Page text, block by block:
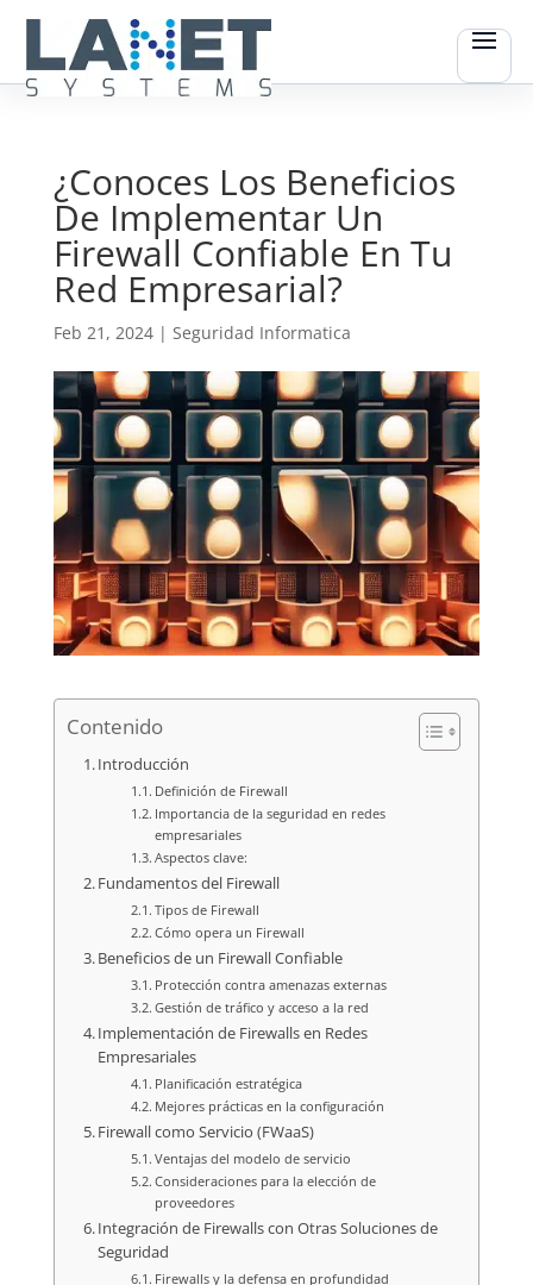
¿Conoces Los Beneficios
De Implementar Un
Firewall Confiable En Tu
Red Empresarial?
Feb 21, 2024| Seguridad Informatica
Contenido
Introducción
Definición de Firewall
Importancia de la seguridad en redes
empresariales
Aspectos clave:
Fundamentos del Firewall
Tipos de Firewall
Cómo opera un Firewall
Beneficios de un Firewall Confiable
Protección contra amenazas externas
Gestión de tráfico y acceso a la red
Implementación de Firewalls en Redes
Empresariales
Planificación estratégica
Mejores prácticas en la configuración
Firewall como Servicio (FWaaS)
Ventajas del modelo de servicio
Consideraciones para la elección de
proveedores
Integración de Firewalls con Otras Soluciones de
Seguridad
Firewalls y la defensa en profundidad